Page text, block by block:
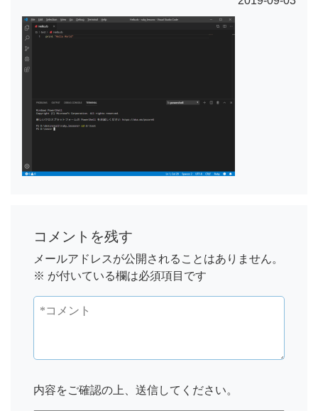
コメントを残す
メールアドレスが公開されることはありません。
※ が付いている欄は必須項目です
内容をご確認の上、送信してください。